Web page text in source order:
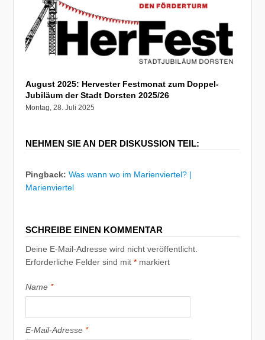
August 2025: Hervester Festmonat zum Doppel-
Jubiläum der Stadt Dorsten 2025/26
Montag, 28. Juli 2025
NEHMEN SIE AN DER DISKUSSION TEIL:
Pingback: Was wann wo im Marienviertel? |
Marienviertel
SCHREIBE EINEN KOMMENTAR
Deine E-Mail-Adresse wird nicht veröffentlicht.
Erforderliche Felder sind mit* markiert
Name *
E-Mail-Adresse *